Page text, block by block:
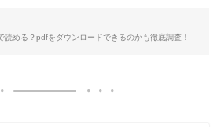
読める？pdfをダウンロードできるのかも徹底調査！